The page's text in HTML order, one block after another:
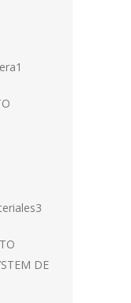
DE